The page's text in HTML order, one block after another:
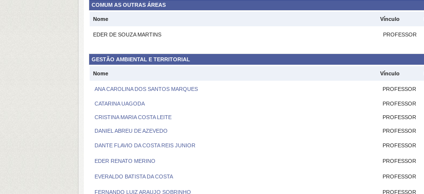
COMUM AS OUTRAS ÁREAS
Nome Vínculo
EDER DE SOUZA MARTINS PROFESSOR
GESTÃO AMBIENTAL E TERRITORIAL
Nome Vínculo
ANA CAROLINA DOS SANTOS MARQUES PROFESSOR
CATARINA UAGODA PROFESSOR
CRISTINA MARIA COSTA LEITE PROFESSOR
DANIEL ABREU DE AZEVEDO PROFESSOR
DANTE FLAVIO DA COSTA REIS JUNIOR PROFESSOR
EDER RENATO MERINO PROFESSOR
EVERALDO BATISTA DA COSTA PROFESSOR
FERNANDO LUIZ ARAUJO SOBRINHO PROFESSOR